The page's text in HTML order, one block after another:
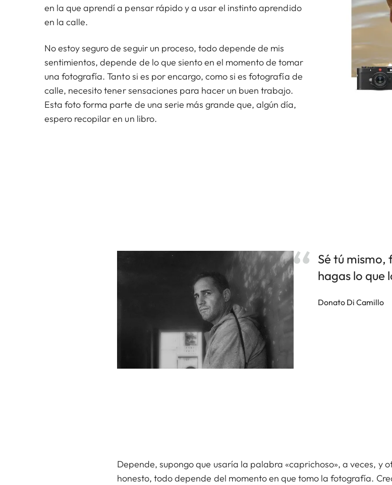
en la que aprendí a pensar rápido y a usar el instinto aprendido
en la calle.
No estoy seguro de seguir un proceso, todo depende de mis
sentimientos, depende de lo que siento en el momento de tomar
una fotografía. Tanto si es por encargo, como si es fotografía de
calle, necesito tener sensaciones para hacer un buen trabajo.
Esta foto forma parte de una serie más grande que, algún día,
espero recopilar en un libro.
Sé tú
hagas lo que
Donato Di Camillo
Depende, supongo que usaría la palabra «caprichoso», a veces, y
honesto, todo depende del momento en que tomo la fotografía.